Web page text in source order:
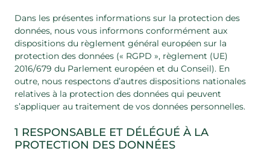
Dans les présentes informations sur la protection des
données, nous vous informons conformément aux
dispositions du règlement général européen sur la
protection des données (« RGPD », règlement (UE)
2016/679 du Parlement européen et du Conseil). En
outre, nous respectons d’autres dispositions nationales
relatives à la protection des données qui peuvent
s’appliquer au traitement de vos données personnelles.
1 RESPONSABLE ET DÉLÉGUÉ À LA
PROTECTION DES DONNÉES